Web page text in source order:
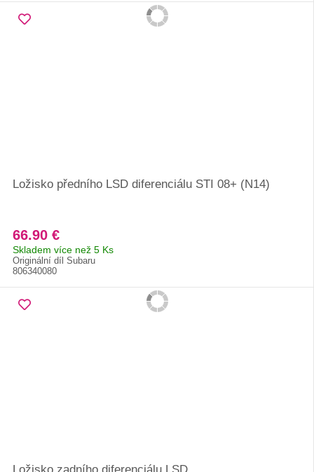
Ložisko předního LSD diferenciálu STI 08+ (N14)
66.90 €
Skladem více než 5 Ks
Originální díl Subaru
806340080